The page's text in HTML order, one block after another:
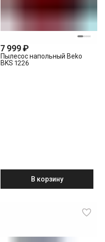
7 999 ₽
Пылесос напольный Beko
BKS 1226
В корзину